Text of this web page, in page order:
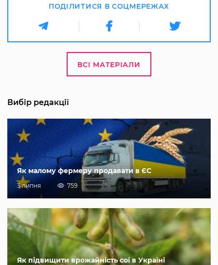
ПОДІЛИТИСЯ В СОЦМЕРЕЖАХ
ВСІ МАТЕРІАЛИ
Вибір редакції
Як малому фермеру продавати в ЄС
3 липня 759
Як підвищити врожайність сої в Україні